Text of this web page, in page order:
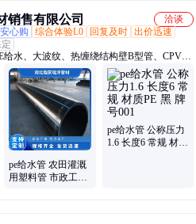
销售有限公司
洽谈
安心购 综合体验L0 回复及时 出价迅速
给水、大波纹、热缠绕结构壁B型管、CPVC
管、ABS穿线管、自来水管、塑料盘管、高压
纹管、大弧弯、大口径克拉管
pe给水管 农田灌溉
用塑料管 市政工程
pe给水管 公称压力
1.6 长度6 常规 材质